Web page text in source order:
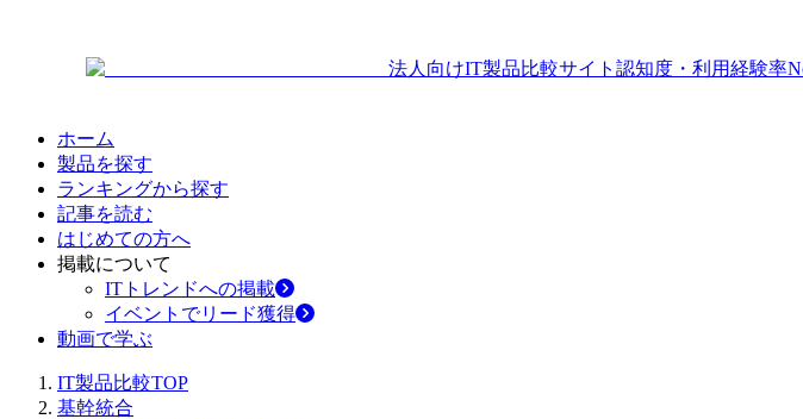
法人向けIT製品比較サイト 認知度・利用経験率
ホーム
製品を探す
ランキングから探す
記事を読む
はじめての方へ
掲載について
ITトレンドへの掲載
イベントでリード獲得
動画で学ぶ
IT製品比較TOP
基幹統合